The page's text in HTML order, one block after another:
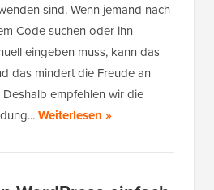
sind. Wenn jemand nach
Code suchen oder ihn
eingeben muss, kann das
das mindert die Freude an
empfehlen wir die
Weiterlesen »